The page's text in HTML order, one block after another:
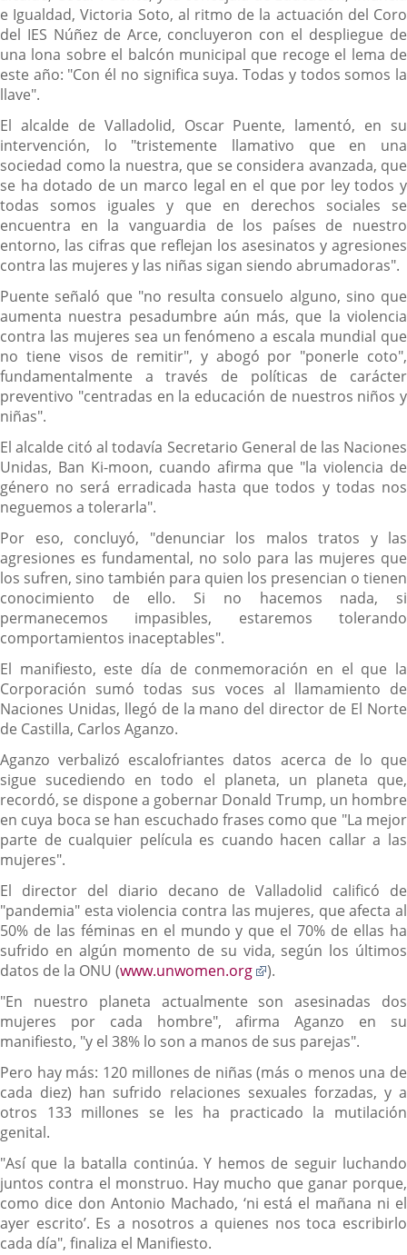
e Igualdad, Victoria Soto, al ritmo de la actuación del Coro
del IES Núñez de Arce, concluyeron con el despliegue de
una lona sobre el balcón municipal que recoge el lema de
este año: "Con él no significa suya. Todas y todos somos la
llave".
El alcalde de Valladolid, Oscar Puente, lamentó, en su
intervención, lo "tristemente llamativo que en una
sociedad como la nuestra, que se considera avanzada, que
se ha dotado de un marco legal en el que por ley todos y
todas somos iguales y que en derechos sociales se
encuentra en la vanguardia de los países de nuestro
entorno, las cifras que reflejan los asesinatos y agresiones
contra las mujeres y las niñas sigan siendo abrumadoras".
Puente señaló que "no resulta consuelo alguno, sino que
aumenta nuestra pesadumbre aún más, que la violencia
contra las mujeres sea un fenómeno a escala mundial que
no tiene visos de remitir", y abogó por "ponerle coto",
fundamentalmente a través de políticas de carácter
preventivo "centradas en la educación de nuestros niños y
niñas".
El alcalde citó al todavía Secretario General de las Naciones
Unidas, Ban Ki-moon, cuando afirma que "la violencia de
género no será erradicada hasta que todos y todas nos
neguemos a tolerarla".
Por eso, concluyó, "denunciar los malos tratos y las
agresiones es fundamental, no solo para las mujeres que
los sufren, sino también para quien los presencian o tienen
conocimiento de ello. Si no hacemos nada, si
permanecemos impasibles, estaremos tolerando
comportamientos inaceptables".
El manifiesto, este día de conmemoración en el que la
Corporación sumó todas sus voces al llamamiento de
Naciones Unidas, llegó de la mano del director de El Norte
de Castilla, Carlos Aganzo.
Aganzo verbalizó escalofriantes datos acerca de lo que
sigue sucediendo en todo el planeta, un planeta que,
recordó, se dispone a gobernar Donald Trump, un hombre
en cuya boca se han escuchado frases como que "La mejor
parte de cualquier película es cuando hacen callar a las
mujeres".
El director del diario decano de Valladolid calificó de
"pandemia" esta violencia contra las mujeres, que afecta al
50% de las féminas en el mundo y que el 70% de ellas ha
sufrido en algún momento de su vida, según los últimos
datos de la ONU (www.unwomen.org
Enlace
una
aplicación
externa.
).
"En nuestro planeta actualmente son asesinadas dos
mujeres por cada hombre", afirma Aganzo en su
manifiesto, "y el 38% lo son a manos de sus parejas".
Pero hay más: 120 millones de niñas (más o menos una de
cada diez) han sufrido relaciones sexuales forzadas, y a
otros 133 millones se les ha practicado la mutilación
genital.
"Así que la batalla continúa. Y hemos de seguir luchando
juntos contra el monstruo. Hay mucho que ganar porque,
como dice don Antonio Machado, ‘ni está el mañana ni el
ayer escrito’. Es a nosotros a quienes nos toca escribirlo
cada día", finaliza el Manifiesto.